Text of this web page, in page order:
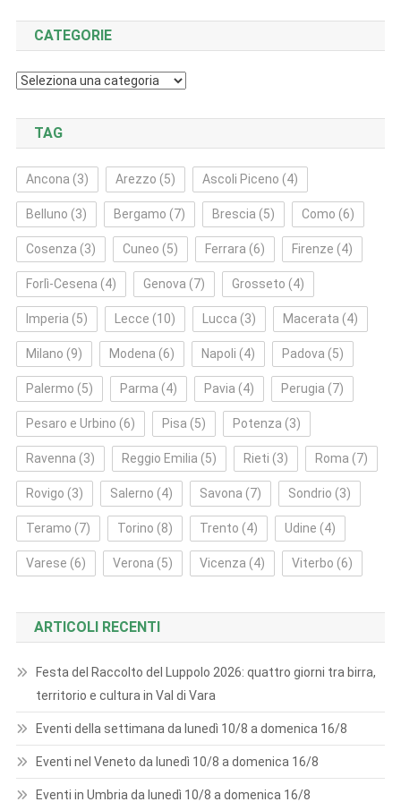
CATEGORIE
Categorie
TAG
Ancona (3) Arezzo (5) Ascoli Piceno (4)
Belluno (3) Bergamo (7) Brescia (5) Como (6)
Cosenza (3) Cuneo (5) Ferrara (6) Firenze (4)
Forlì‑Cesena (4) Genova (7) Grosseto (4)
Imperia (5) Lecce (10) Lucca (3) Macerata (4)
Milano (9) Modena (6) Napoli (4) Padova (5)
Palermo (5) Parma (4) Pavia (4) Perugia (7)
Pesaro e Urbino (6) Pisa (5) Potenza (3)
Ravenna (3) Reggio Emilia (5) Rieti (3) Roma (7)
Rovigo (3) Salerno (4) Savona (7) Sondrio (3)
Teramo (7) Torino (8) Trento (4) Udine (4)
Varese (6) Verona (5) Vicenza (4) Viterbo (6)
ARTICOLI RECENTI
Festa del Raccolto del Luppolo 2026: quattro giorni tra birra,
territorio e cultura in Val di Vara
Eventi della settimana da lunedì 10/8 a domenica 16/8
Eventi nel Veneto da lunedì 10/8 a domenica 16/8
Eventi in Umbria da lunedì 10/8 a domenica 16/8